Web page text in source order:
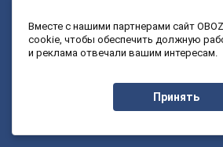
3 класс 9 класс
Вместе с нашими партнерами сайт
cookie, чтобы обеспечить должную
и реклама отвечали вашим интересам.
Принять